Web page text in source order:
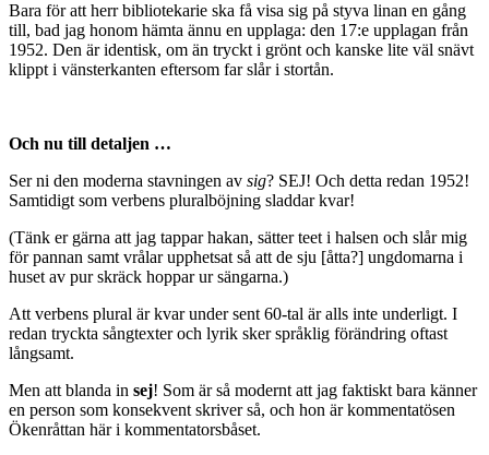
Bara för att herr bibliotekarie ska få visa sig på styva linan en gång
till, bad jag honom hämta ännu en upplaga: den 17:e upplagan från
1952. Den är identisk, om än tryckt i grönt och kanske lite väl snävt
klippt i vänsterkanten eftersom far slår i stortån.
Och nu till detaljen …
Ser ni den moderna stavningen av sig? SEJ! Och detta redan 1952!
Samtidigt som verbens pluralböjning sladdar kvar!
(Tänk er gärna att jag tappar hakan, sätter teet i halsen och slår mig
för pannan samt vrålar upphetsat så att de sju [åtta?] ungdomarna i
huset av pur skräck hoppar ur sängarna.)
Att verbens plural är kvar under sent 60-tal är alls inte underligt. I
redan tryckta sångtexter och lyrik sker språklig förändring oftast
långsamt.
Men att blanda in sej! Som är så modernt att jag faktiskt bara känner
en person som konsekvent skriver så, och hon är kommentatösen
Ökenråttan här i kommentatorsbåset.